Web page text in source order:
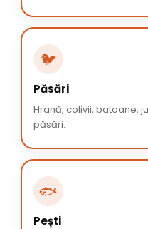
🐦
Păsări
Hrană, colivii, batoane,
păsări.
🐟
Pești